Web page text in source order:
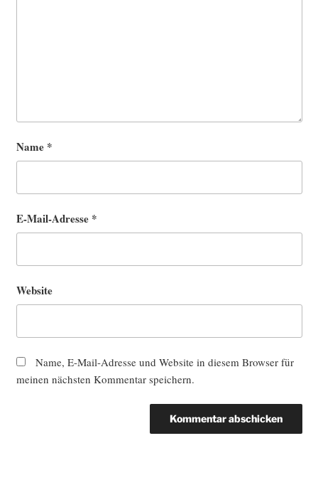
Name *
E-Mail-Adresse *
Website
Name, E-Mail-Adresse und Website in diesem Browser für
meinen nächsten Kommentar speichern.